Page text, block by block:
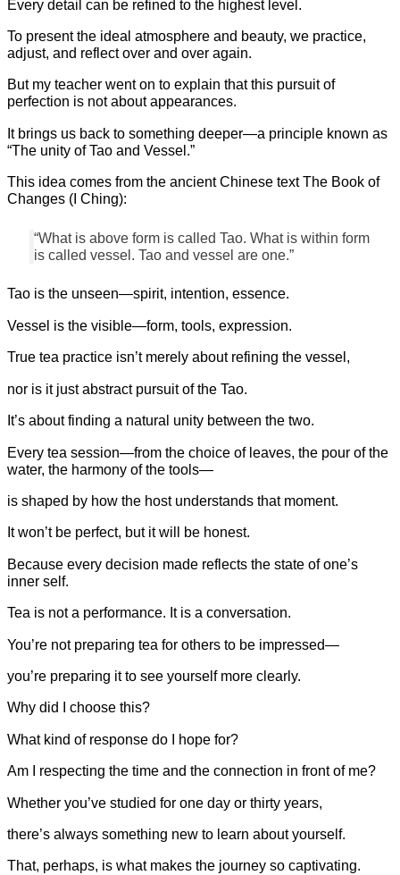
Every detail can be refined to the highest level.
To present the ideal atmosphere and beauty, we practice,
adjust, and reflect over and over again.
But my teacher went on to explain that this pursuit of
perfection is not about appearances.
It brings us back to something deeper—a principle known as
“The unity of Tao and Vessel.”
This idea comes from the ancient Chinese text The Book of
Changes (I Ching):
“What is above form is called Tao. What is within form
is called vessel. Tao and vessel are one.”
Tao is the unseen—spirit, intention, essence.
Vessel is the visible—form, tools, expression.
True tea practice isn’t merely about refining the vessel,
nor is it just abstract pursuit of the Tao.
It’s about finding a natural unity between the two.
Every tea session—from the choice of leaves, the pour of the
water, the harmony of the tools—
is shaped by how the host understands that moment.
It won’t be perfect, but it will be honest.
Because every decision made reflects the state of one’s
inner self.
Tea is not a performance. It is a conversation.
You’re not preparing tea for others to be impressed—
you’re preparing it to see yourself more clearly.
Why did I choose this?
What kind of response do I hope for?
Am I respecting the time and the connection in front of me?
Whether you’ve studied for one day or thirty years,
there’s always something new to learn about yourself.
That, perhaps, is what makes the journey so captivating.